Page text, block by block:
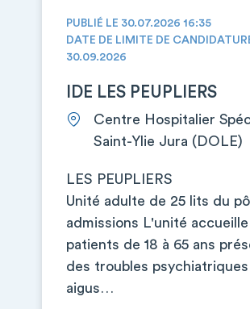
PUBLIÉ LE 30.07.2026 16:35
DATE DE LIMITE DE
30.09.2026
IDE LES PEUPLIERS
Centre Hospitalier
Saint-Ylie Jura (DOLE)
LES PEUPLIERS
Unité adulte de 25 lits du
admissions L'unité
patients de 18 à 65 ans
des troubles psychiatriques
aigus…